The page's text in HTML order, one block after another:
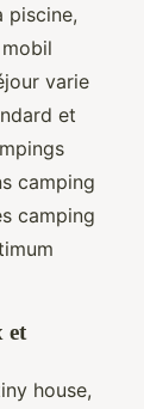
piscine,
varie
et
camping
camping
et
house,